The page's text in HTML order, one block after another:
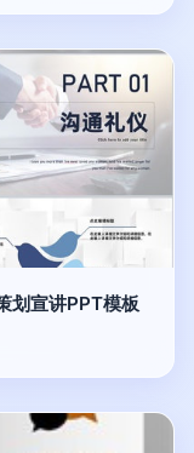
划宣讲PPT模板